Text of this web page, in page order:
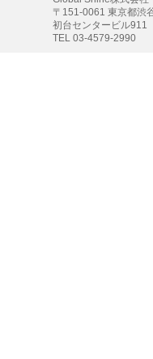
〒151-0061 東京都渋
初台センタービル911
TEL 03-4579-2990